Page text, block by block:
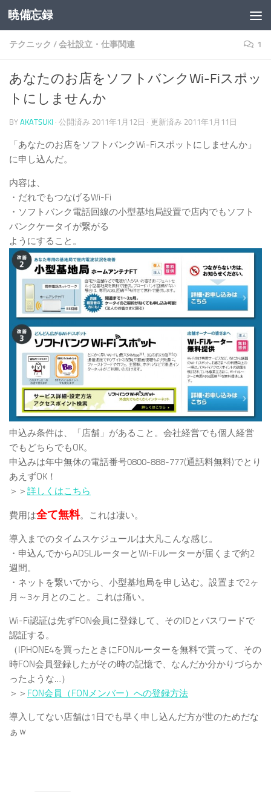
コンテンツへスキップ
暁備忘録
テクニック /会社設立・仕事関連 1
あなたのお店をソフトバンクWi-Fiスポッ
トにしませんか
BY AKATSUKI · 公開済み 2011年1月12日 · 更新済み 2011年1月11日
「あなたのお店をソフトバンクWi-Fiスポットにしませんか」
に申し込んだ。
内容は、
・だれでもつなげるWi-Fi
・ソフトバンク電話回線の小型基地局設置で店内でもソフト
バンクケータイが繋がる
ようにすること。
申込み条件は、「店舗」があること。会社経営でも個人経営
でもどちらでもOK。
申込みは年中無休の電話番号0800-888-777(通話料無料)でとり
あえずOK！
＞＞ 詳しくはこちら
費用は全て無料。これは凄い。
導入までのタイムスケジュールは大凡こんな感じ。
・申込んでからADSLルーターとWi-Fiルーターが届くまで約2
週間。
・ネットを繋いでから、小型基地局を申し込む。設置まで2ヶ
月～3ヶ月とのこと。これは痛い。
Wi-Fi認証は先ずFON会員に登録して、そのIDとパスワードで
認証する。
（IPHONE4を買ったときにFONルーターを無料で貰って、その
時FON会員登録したがその時の記憶で、なんだか分かりづらか
ったような…）
＞＞ FON会員（FONメンバー）への登録方法
導入してない店舗は1日でも早く申し込んだ方が世のためだな
ぁｗ